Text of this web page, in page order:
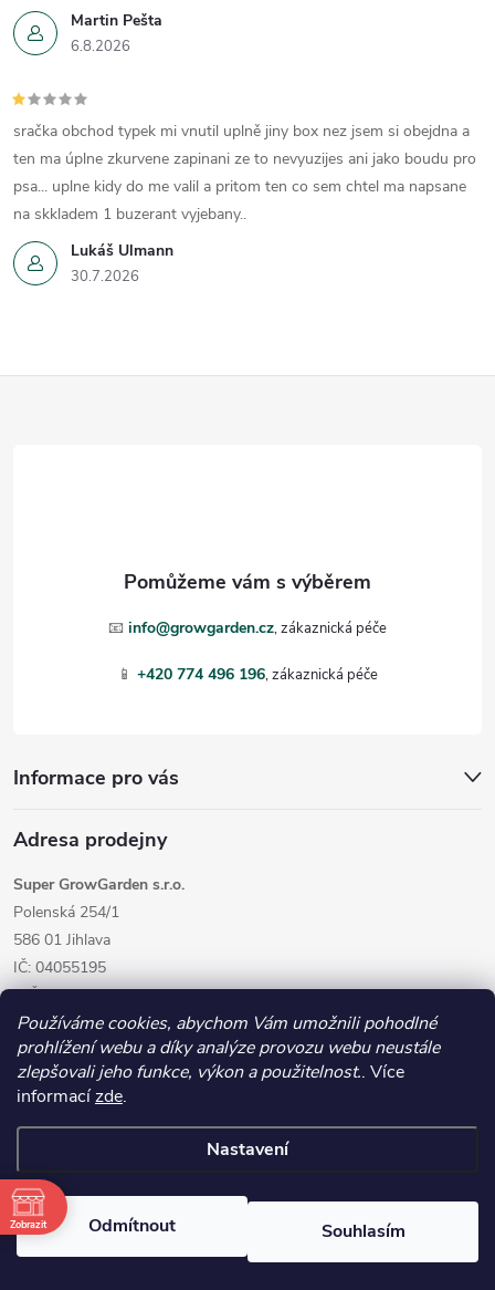
Používáme cookies, abychom Vám umožnili pohodlné
prohlížení webu a díky analýze provozu webu neustále
zlepšovali jeho funkce, výkon a použitelnost.. Více
informacízde.
Nastavení
Odmítnout Souhlasím
í
p
r
v
k
y
v
p
Martin Pešta
6.8.2026
Lukáš Ulmann
30.7.2026
sračka obchod typek mi vnutil uplně jiny box nez jsem si obejdna a
ten ma úplne zkurvene zapinani ze to nevyuzijes ani jako boudu pro
psa... uplne kidy do me valil a pritom ten co sem chtel ma napsane
na skkladem 1 buzerant vyjebany..
📧 info@growgarden.cz
📱 +420 774 496 196
Informace pro vás
Adresa prodejny
Super GrowGarden s.r.o.
Polenská 254/1
586 01 Jihlava
IČ: 04055195
DIČ: CZ04055195
Copyright 2026 GrowGarden.cz. Všechna práva vyhrazena.
Zobrazit